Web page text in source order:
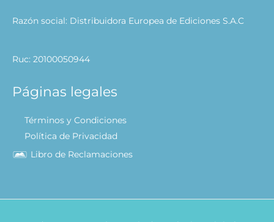
Razón social: Distribuidora Europea de Ediciones S.A.C
Ruc: 20100050944
Páginas legales
Términos y Condiciones
Política de Privacidad
Libro de Reclamaciones